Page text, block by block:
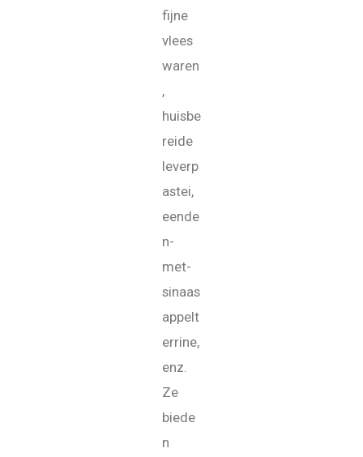
fijne
vlees
waren
,
huisbe
reide
leverp
astei,
eende
n-
met-
sinaas
appelt
errine,
enz.
Ze
biede
n